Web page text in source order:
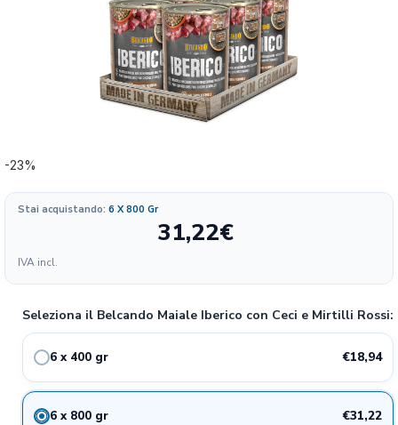
-23%
Stai acquistando: 6 X 800 Gr
31,22€
IVA incl.
Seleziona il Belcando Maiale Iberico con Ceci e Mirtilli Rossi:
6 x 400 gr €18,94
6 x 800 gr €31,22
6 x400gr 23% 18.94€
6.24
€/KG